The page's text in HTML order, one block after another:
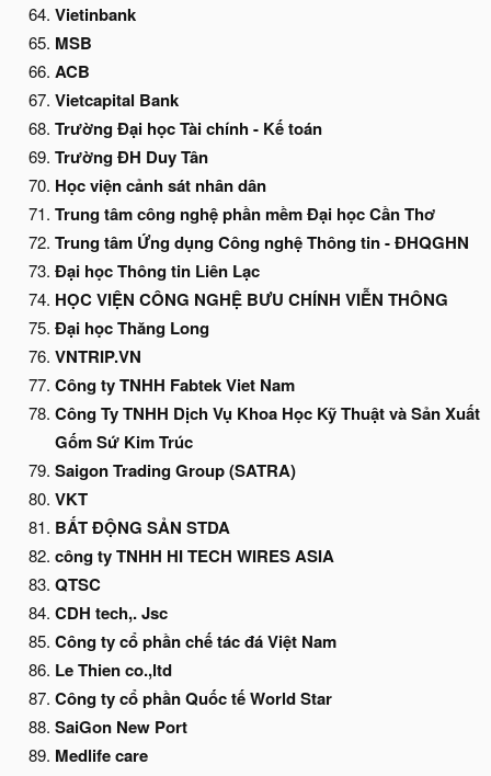
Vietinbank
MSB
ACB
Vietcapital Bank
Trường Đại học Tài chính - Kế toán
Trường ĐH Duy Tân
Học viện cảnh sát nhân dân
Trung tâm công nghệ phần mềm Đại học Cần Thơ
Trung tâm Ứng dụng Công nghệ Thông tin - ĐHQGHN
Đại học Thông tin Liên Lạc
HỌC VIỆN CÔNG NGHỆ BƯU CHÍNH VIỄN THÔNG
Đại học Thăng Long
VNTRIP.VN
Công ty TNHH Fabtek Viet Nam
Công Ty TNHH Dịch Vụ Khoa Học Kỹ Thuật và Sản Xuất
Gốm Sứ Kim Trúc
Saigon Trading Group (SATRA)
VKT
BẤT ĐỘNG SẢN STDA
công ty TNHH HI TECH WIRES ASIA
QTSC
CDH tech,. Jsc
Công ty cổ phần chế tác đá Việt Nam
Le Thien co.,ltd
Công ty cổ phần Quốc tế World Star
SaiGon New Port
Medlife care